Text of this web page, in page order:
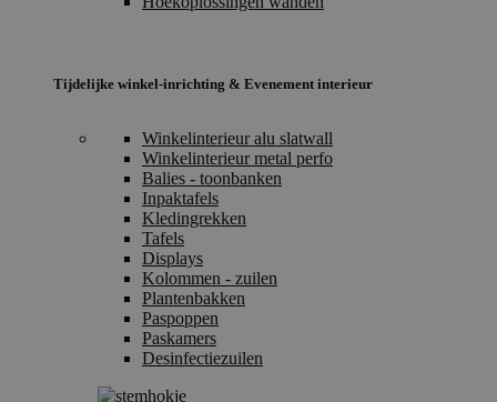
Tijdelijke winkel-inrichting & Evenement interieur
Winkelinterieur alu slatwall
Winkelinterieur metal perfo
Balies - toonbanken
Inpaktafels
Kledingrekken
Tafels
Displays
Kolommen - zuilen
Plantenbakken
Paspoppen
Paskamers
Desinfectiezuilen